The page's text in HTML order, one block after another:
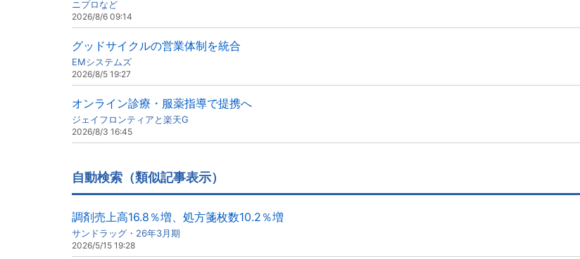
ニプロなど
2026/8/6 09:14
グッドサイクルの営業体制を統合
EMシステムズ
2026/8/5 19:27
オンライン診療・服薬指導で提携へ
ジェイフロンティアと楽天G
2026/8/3 16:45
自動検索（類似記事表示）
調剤売上高16.8％増、処方箋枚数10.2％増
サンドラッグ・26年3月期
2026/5/15 19:28